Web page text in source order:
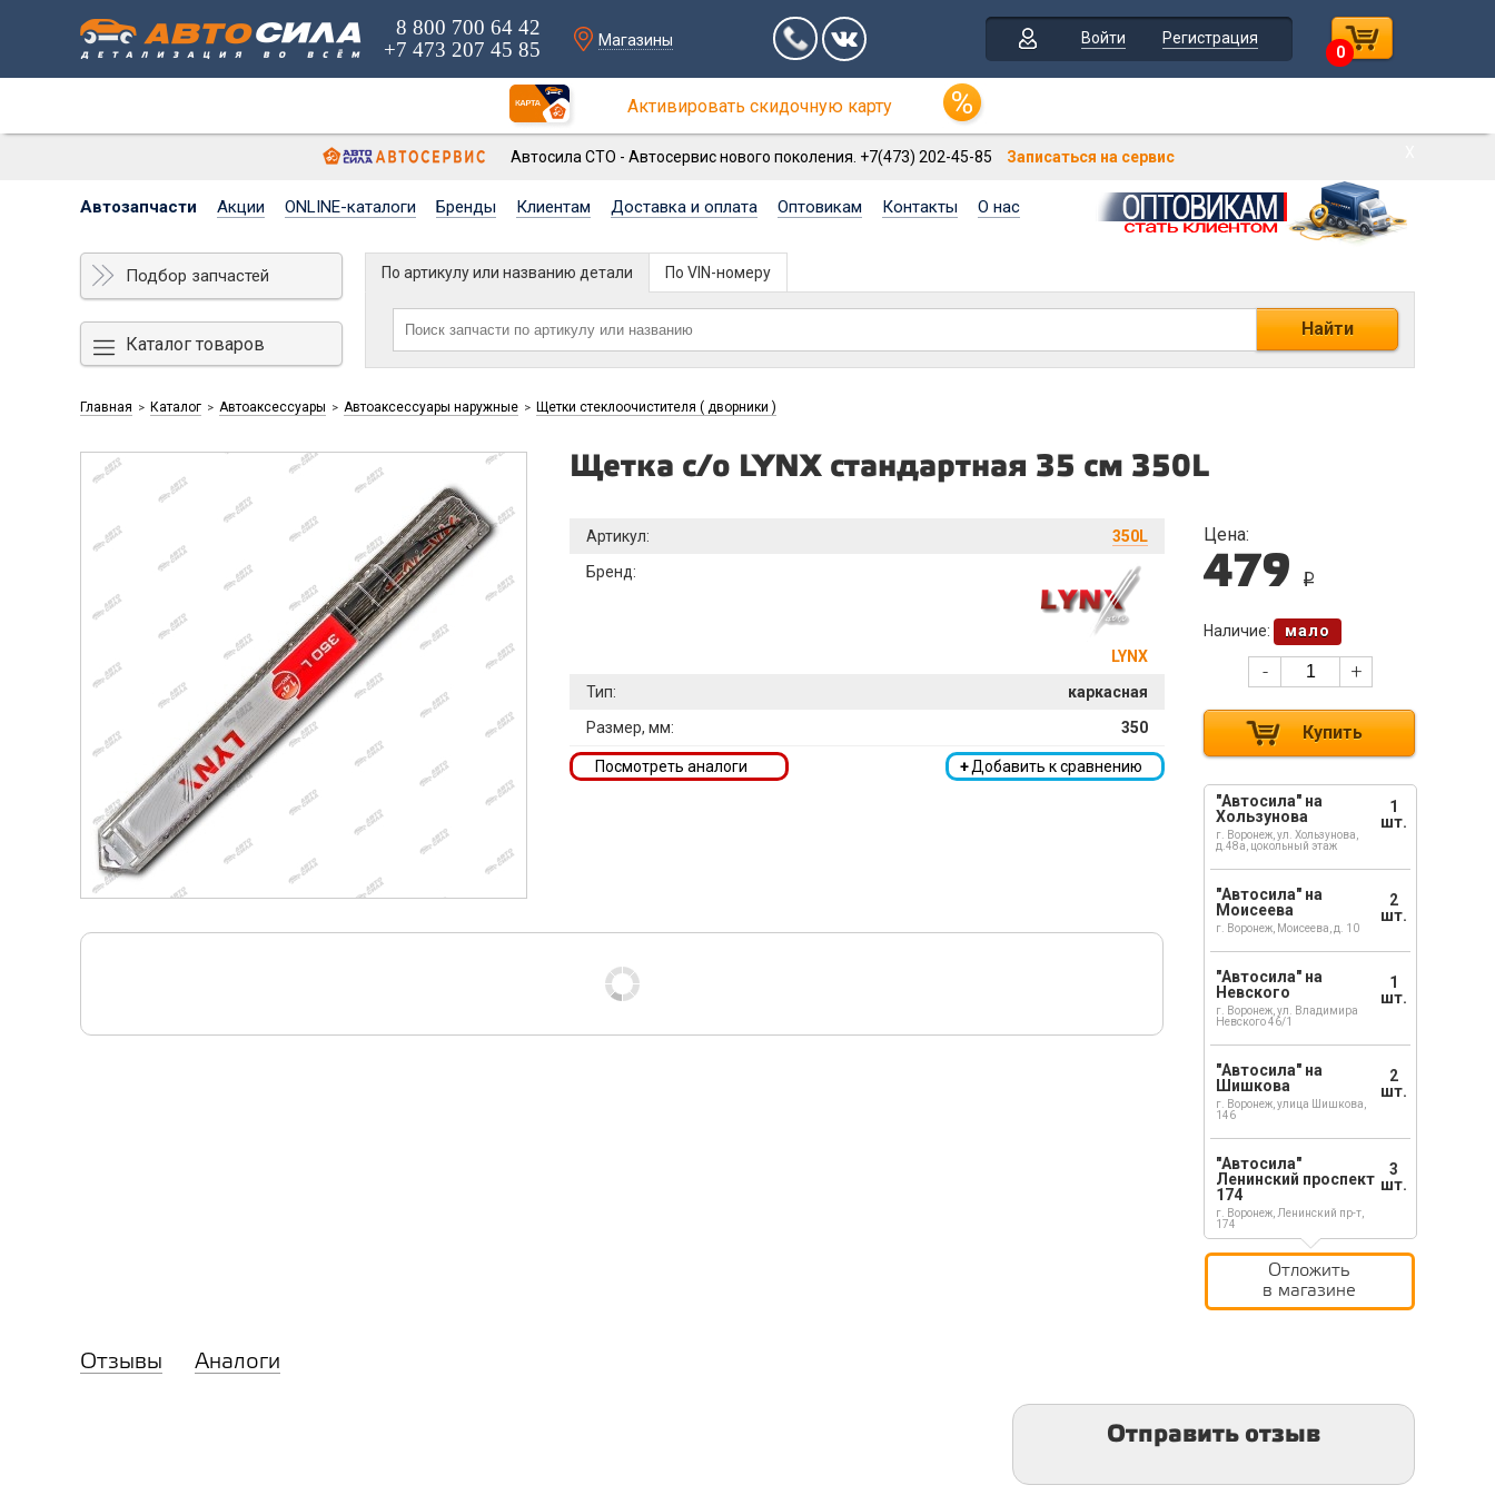
8 800 700 64 42
+7 473 207 45 85
Магазины Войти
Регистрация
0
Активировать скидочную карту
Автосила СТО - Автосервис нового поколения. +7(473) 202-45-85 Записаться на сервис
Автозапчасти Акции ONLINE-каталоги Бренды Клиентам Доставка и оплата Оптовикам Контакты О нас
Подбор запчастей
Каталог товаров
По артикулу или названию детали
Найти
По VIN-номеру
Главная > Каталог > Автоаксессуары > Автоаксессуары наружные > Щетки стеклоочистителя ( дворники )
Щетка с/о LYNX стандартная 35 см 350L
Артикул:
350L
Бренд:
LYNX
Тип:
каркасная
Размер, мм:
350
+Добавить к сравнению
Посмотреть аналоги
Цена:
479 i
Наличие: мало
- +
Купить
"Автосила" на
Хользунова
г. Воронеж, ул. Хользунова,
д.48а, цокольный этаж
1
шт.
"Автосила" на
Моисеева
г. Воронеж, Моисеева, д. 10
2
шт.
"Автосила" на
Невского
г. Воронеж, ул. Владимира
Невского 46/1
1
шт.
"Автосила" на
Шишкова
г. Воронеж, улица Шишкова,
146
2
шт.
"Автосила"
Ленинский проспект
174
г. Воронеж, Ленинский пр-т,
174
3
шт.
Отложить
в магазине
Отзывы Аналоги
Отправить отзыв